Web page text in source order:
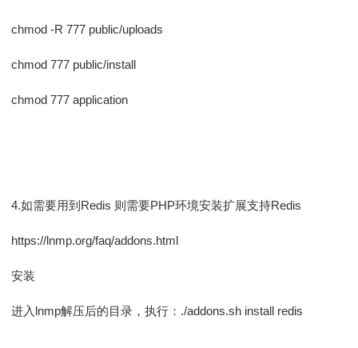
chmod -R 777 public/uploads
chmod 777 public/install
chmod 777 application
4.如需要用到Redis 则需要PHP环境安装扩展支持Redis
https://lnmp.org/faq/addons.html
安装
进入lnmp解压后的目录，执行：./addons.sh install redis